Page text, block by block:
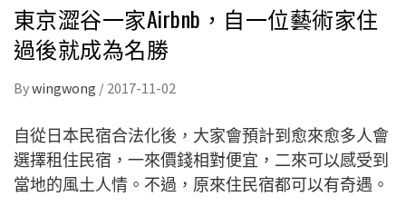
東京澀谷一家Airbnb，自一位藝術家住
過後就成為名勝
Bywingwong / 2017-11-02
自從日本民宿合法化後，大家會預計到愈來愈多人會
選擇租住民宿，一來價錢相對便宜，二來可以感受到
當地的風土人情。不過，原來住民宿都可以有奇遇。